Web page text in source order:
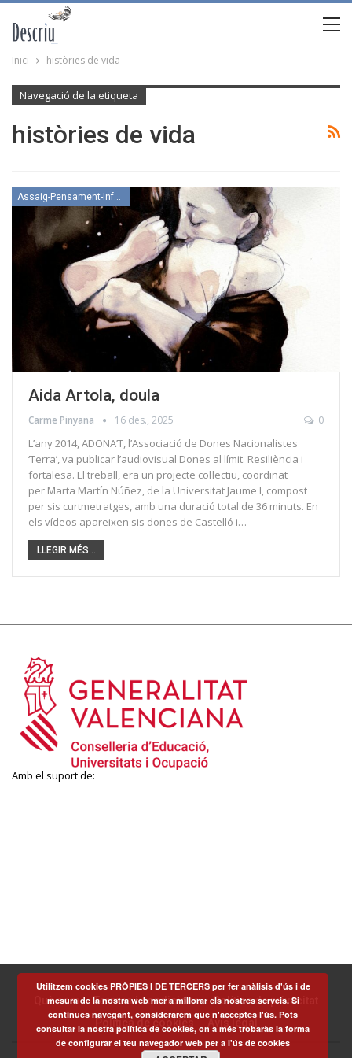
Inici històries de vida
Navegació de la etiqueta
històries de vida
Assaig-Pensament-Informació
Aida Artola, doula
Carme Pinyana 16 des., 2025 0
L’any 2014, ADONA’T, l’Associació de Dones Nacionalistes
‘Terra’, va publicar l’audiovisual Dones al límit. Resiliència i
fortalesa. El treball, era un projecte col·lectiu, coordinat
per Marta Martín Núñez, de la Universitat Jaume I, compost
per sis curtmetratges, amb una duració total de 36 minuts. En
els vídeos apareixen sis dones de Castelló i…
LLEGIR MÉS...
Amb el suport de:
Què som Termes i condicions
Política de privacitat
Política de cookies
Avís legal
Utilitzem cookies PRÒPIES I DE TERCERS per fer anàlisis d'ús i de
mesura de la nostra web mer a millorar els nostres serveis. Si
continues navegant, considerarem que n'acceptes l'ús. Pots
consultar la nostra política de cookies, on a més trobaràs la forma
de configurar el teu navegador web per a l'ús decookies